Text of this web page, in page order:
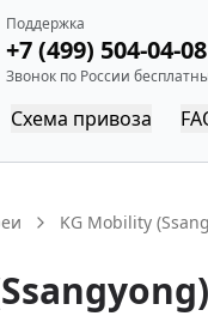
Поддержка
+7 (499) 504-04-08
Звонок по России
Схема привоза
KG Mobility